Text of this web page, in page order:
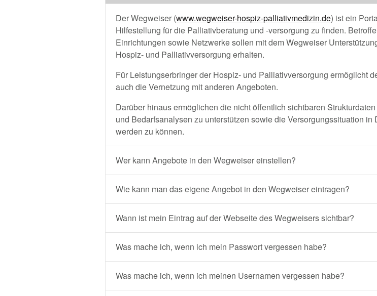
Der Wegweiser (www.wegweiser-hospiz-palliativmedizin.de) ist ein
Hilfestellung für die Palliativberatung und -versorgung zu finden.
Einrichtungen sowie Netzwerke sollen mit dem Wegweiser
Hospiz- und Palliativversorgung erhalten.
Für Leistungserbringer der Hospiz- und Palliativversorgung ermöglicht
auch die Vernetzung mit anderen Angeboten.
Darüber hinaus ermöglichen die nicht öffentlich sichtbaren
und Bedarfsanalysen zu unterstützen sowie die Versorgungssituation
werden zu können.
Wer kann Angebote in den Wegweiser einstellen?
Wie kann man das eigene Angebot in den Wegweiser eintragen?
Wann ist mein Eintrag auf der Webseite des Wegweisers sichtbar?
Was mache ich, wenn ich mein Passwort vergessen habe?
Was mache ich, wenn ich meinen Usernamen vergessen habe?